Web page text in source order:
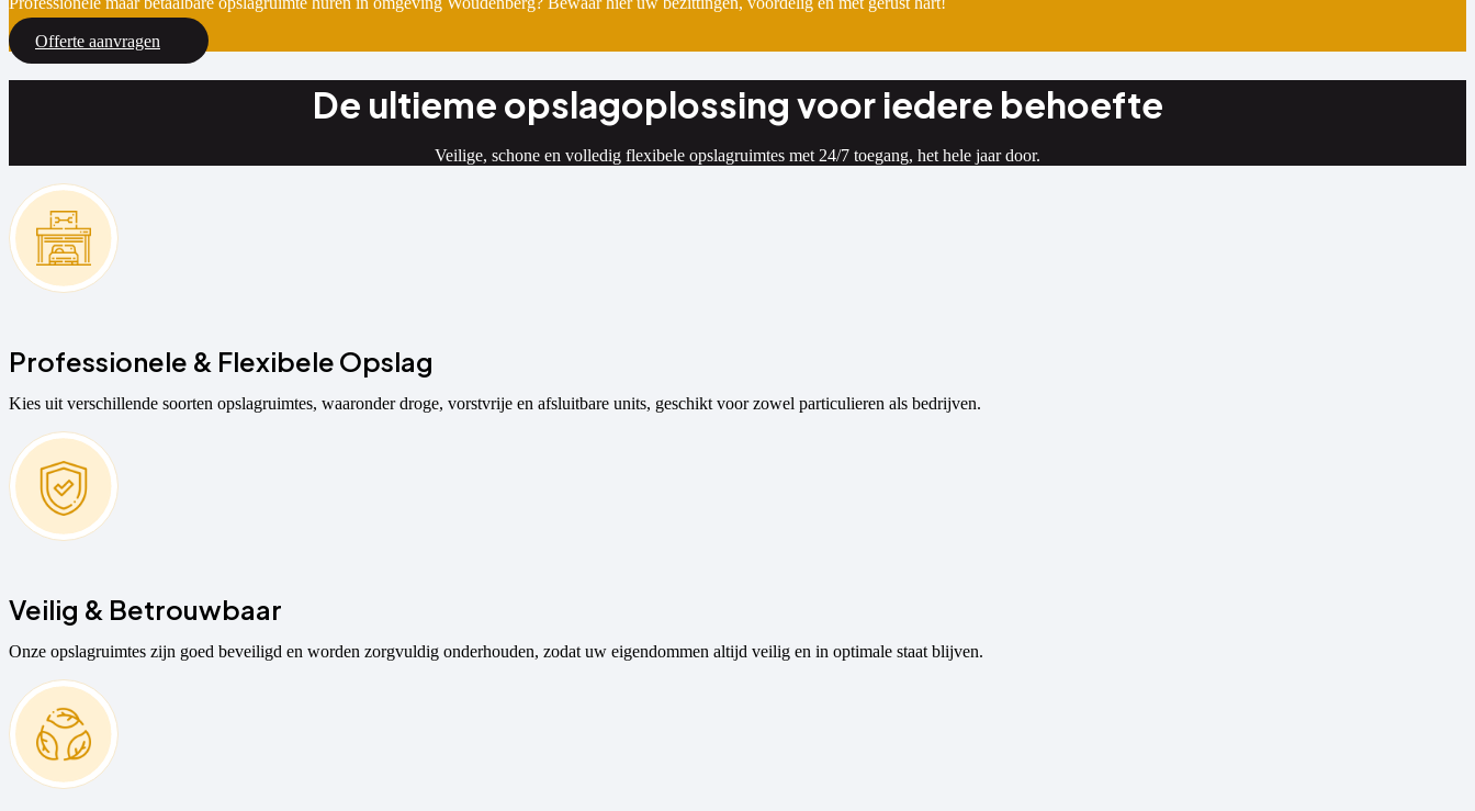
Offerte aanvragen
De ultieme opslagoplossing voor iedere behoefte
Veilige, schone en volledig flexibele opslagruimtes met 24/7 toegang, het hele jaar door.
Professionele & Flexibele Opslag
Kies uit verschillende soorten opslagruimtes, waaronder droge, vorstvrije en afsluitbare units, geschikt voor zowel particulieren als bedrijven.
Veilig & Betrouwbaar
Onze opslagruimtes zijn goed beveiligd en worden zorgvuldig onderhouden, zodat uw eigendommen altijd veilig en in optimale staat blijven.